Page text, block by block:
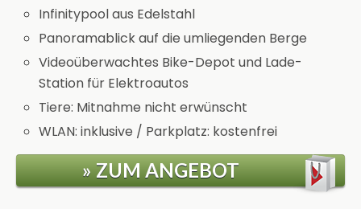
Infinitypool aus Edelstahl
Panoramablick auf die umliegenden Berge
Videoüberwachtes Bike-Depot und Lade-
Station für Elektroautos
Tiere: Mitnahme nicht erwünscht
WLAN: inklusive / Parkplatz: kostenfrei
» ZUM ANGEBOT